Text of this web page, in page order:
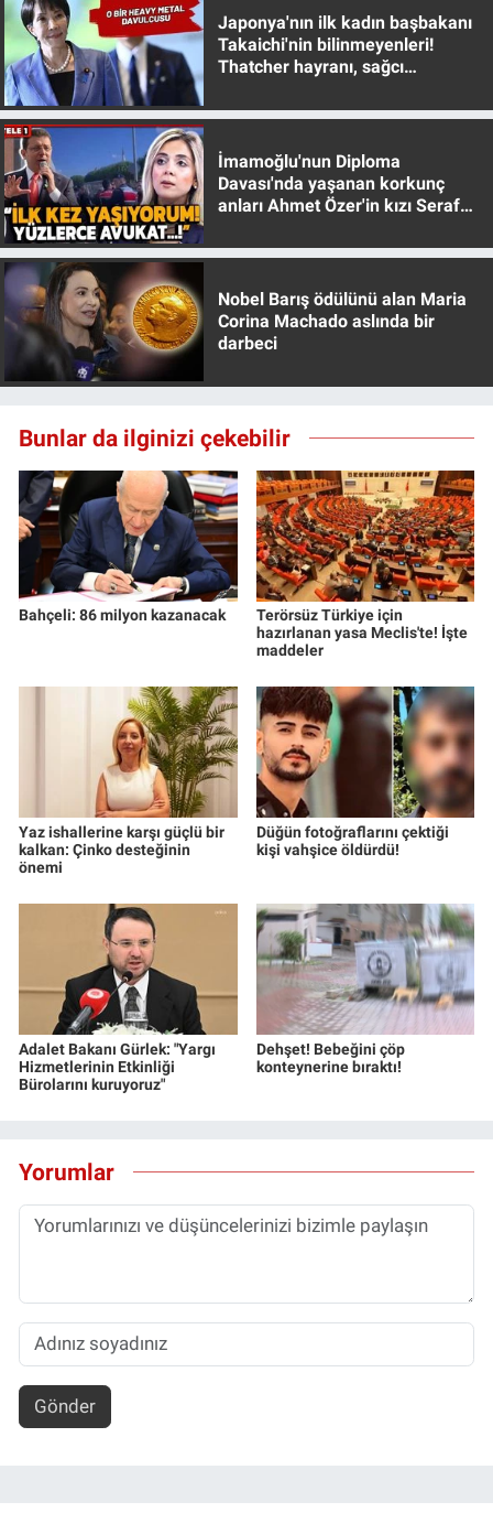
Japonya'nın ilk kadın başbakanı
Takaichi'nin bilinmeyenleri!
Thatcher hayranı, sağcı
İmamoğlu'nun Diploma
Davası'nda yaşanan korkunç
anları Ahmet Özer'in kızı Seraf
Nobel Barış ödülünü alan Maria
Corina Machado aslında bir
darbeci
Bunlar da ilginizi çekebilir
Bahçeli: 86 milyon kazanacak
Terörsüz Türkiye için
hazırlanan yasa Meclis'te! İşte
maddeler
Yaz ishallerine karşı güçlü bir
kalkan: Çinko desteğinin
önemi
Düğün fotoğraflarını çektiği
kişi vahşice öldürdü!
Adalet Bakanı Gürlek: "Yargı
Hizmetlerinin Etkinliği
Bürolarını kuruyoruz"
Dehşet! Bebeğini çöp
konteynerine bıraktı!
Yorumlar
Gönder